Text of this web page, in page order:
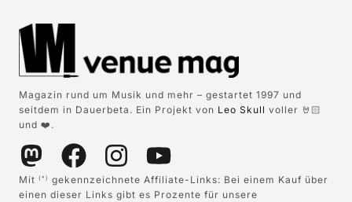
Magazin rund um Musik und mehr – gestartet 1997 und
seitdem in Dauerbeta. Ein Projekt von Leo Skull voller 🤘🏻
und ❤️.
Mit (*)
gekennzeichnete Affiliate-Links: Bei einem Kauf über
einen dieser Links gibt es Prozente für unsere